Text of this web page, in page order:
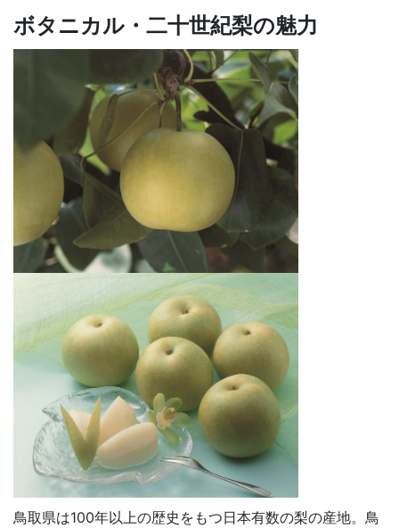
ボタニカル・二十世紀梨の魅力
鳥取県は100年以上の歴史をもつ日本有数の梨の産地。鳥